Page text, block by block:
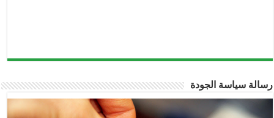
رسالة سياسة الجودة